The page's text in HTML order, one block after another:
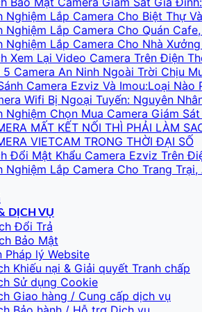
Nghiệm Lắp Camera Cho Biệt Thự
Nghiệm Lắp Camera Cho Quán
Nghiệm Lắp Camera Cho Nhà
Xem Lại Video Camera Trên Điện
5 Camera An Ninh Ngoài Trời Chịu
Camera Ezviz Và Imou:Loại
Wifi Bị Ngoại Tuyến: Nguyên
Nghiệm Chọn Mua Camera Giám
MẤT KẾT NỐI THÌ PHẢI LÀM
VIETCAM TRONG THỜI ĐẠI SỐ
Đổi Mật Khẩu Camera Ezviz Trên
Nghiệm Lắp Camera Cho Trang
DỊCH VỤ
Đổi Trả
Bảo Mật
Pháp lý Website
Khiếu nại & Giải quyết Tranh chấp
Sử dụng Cookie
Giao hàng / Cung cấp dịch vụ